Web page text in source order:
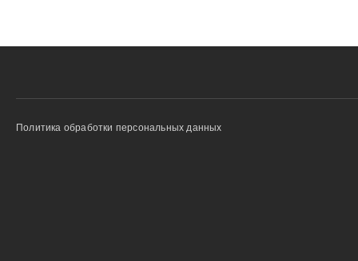
Политика обработки персональных данных